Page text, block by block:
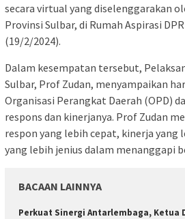
secara virtual yang diselenggarakan
Provinsi Sulbar, di Rumah Aspirasi
(19/2/2024).
Dalam kesempatan tersebut,
Sulbar, Prof Zudan, menyampaikan
Organisasi Perangkat Daerah (OPD)
respons dan kinerjanya. Prof Zudan
respon yang lebih cepat, kinerja yang
yang lebih jenius dalam menanggapi
BACAAN LAINNYA
Perkuat Sinergi Antarlembaga, Ketua